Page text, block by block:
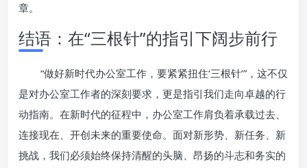
章。
结语：在“三根针”的指引下阔步前行
“做好新时代办公室工作，要紧紧扭住‘三根针’”，这不仅
是对办公室工作者的深刻要求，更是指引我们走向卓越的行
动指南。在新时代的征程中，办公室工作肩负着承载过去、
连接现在、开创未来的重要使命。面对新形势、新任务、新
挑战，我们必须始终保持清醒的头脑、昂扬的斗志和务实的